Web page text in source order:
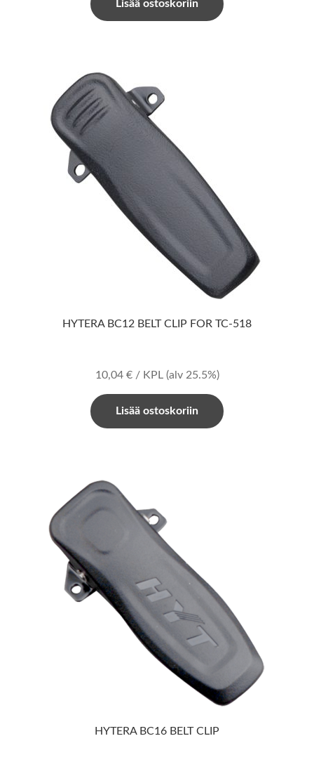
Lisää ostoskoriin
HYTERA BC12 BELT CLIP FOR TC-518
10,04 €/ KPL (alv 25.5%)
Lisää ostoskoriin
HYTERA BC16 BELT CLIP